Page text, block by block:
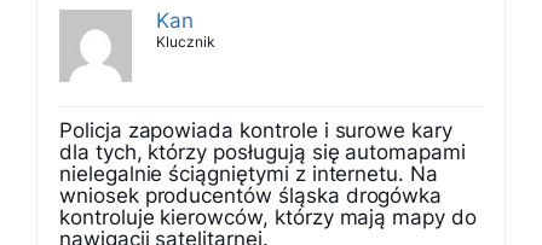
Kan
Klucznik
Policja zapowiada kontrole i surowe kary
dla tych, którzy posługują się automapami
nielegalnie ściągniętymi z internetu. Na
wniosek producentów śląska drogówka
kontroluje kierowców, którzy mają mapy do
nawigacji satelitarnej.